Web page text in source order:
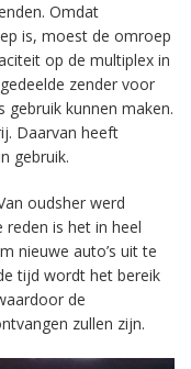
Omdat
is, moest de omroep
op de multiplex in
zender voor
kunnen maken.
Daarvan heeft
gebruik.
oudsher werd
is het in heel
nieuwe auto’s uit te
tijd wordt het bereik
de
zullen zijn.